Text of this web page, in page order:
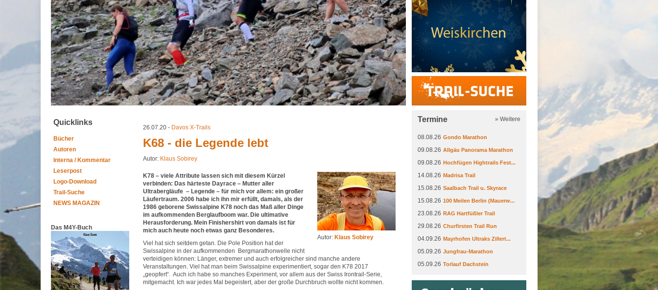
Quicklinks
Bücher
Autoren
Interna / Kommentar
Leserpost
Logo-Download
Trail-Suche
NEWS MAGAZIN
Das M4Y-Buch
26.07.20 - Davos X-Trails
K68 - die Legende lebt
Autor: Klaus Sobirey
Autor: Klaus Sobirey
K78 – viele Attribute lassen sich mit diesem Kürzel
verbinden: Das härteste Dayrace – Mutter aller
Ultrabergläufe – Legende – für mich vor allem: ein großer
Läufertraum. 2006 habe ich ihn mir erfüllt, damals, als der
1986 geborene Swissalpine K78 noch das Maß aller Dinge
im aufkommenden Berglaufboom war. Die ultimative
Herausforderung. Mein Finishershirt von damals ist für
mich auch heute noch etwas ganz Besonderes.
Viel hat sich seitdem getan. Die Pole Position hat der
Swissalpine in der aufkommenden Bergmarathonwelle nicht
verteidigen können: Länger, extremer und auch erfolgreicher sind manche andere
Veranstaltungen. Viel hat man beim Swissalpine experimentiert, sogar den K78 2017
„geopfert“. Auch ich habe so manches Experiment, vor allem aus der Swiss Irontrail-Serie,
mitgemacht. Ich war jedes Mal begeistert, aber der große Durchbruch wollte nicht kommen.
Termine » Weitere
08.08.26 Gondo Marathon
09.08.26 Allgäu Panorama Marathon
09.08.26 Hochfügen Hightrails Fest...
14.08.26 Madrisa Trail
15.08.26 Saalbach Trail u. Skyrace
15.08.26 100 Meilen Berlin (Mauerw...
23.08.26 RAG Hartfüßler Trail
29.08.26 Churfirsten Trail Run
04.09.26 Mayrhofen Ultraks Zillert...
05.09.26 Jungfrau-Marathon
05.09.26 Torlauf Dachstein